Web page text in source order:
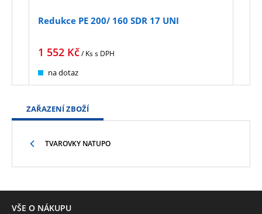
Redukce PE 200/ 160 SDR 17 UNI
1 552 Kč/ Kss DPH
na dotaz
ZAŘAZENÍ ZBOŽÍ
TVAROVKY NATUPO
VŠE O NÁKUPU